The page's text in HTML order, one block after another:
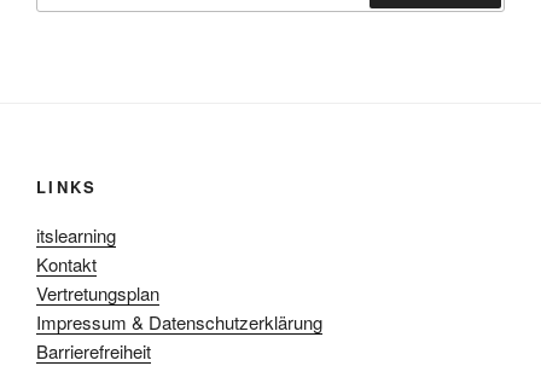
LINKS
itslearning
Kontakt
Vertretungsplan
Impressum & Datenschutzerklärung
Barrierefreiheit